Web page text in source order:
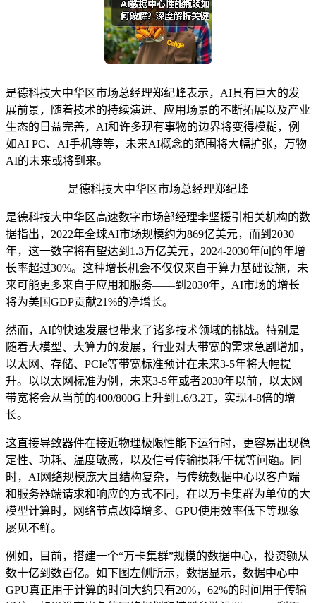
是德科技大中华区市场总经理郑纪峰表示，AI具有巨大的发
展前景，随着技术的持续演进、应用场景的不断拓展以及产业
生态的日益完善，AI和许多现有事物的边界将变得模糊，例
如AI PC、AI手机等等，未来AI概念的范围将大幅扩张，万物
AI的未来或将到来。
是德科技大中华区市场总经理郑纪峰
是德科技大中华区高速数字市场部经理李坚援引相关机构的数
据指出，2022年全球AI市场规模约为869亿美元，而到2030
年，这一数字将有望达到1.3万亿美元，2024-2030年间的年增
长率超过30%。这种增长机会不仅仅来自于算力基础设施，未
来可能更多来自于应用和服务——到2030年，AI市场的增长
将为美国GDP贡献21%的净增长。
然而，AI的快速发展也带来了诸多技术领域的挑战。特别是
随着大模型、大算力的发展，行业对大带宽的需求急剧增加，
以太网、存储、PCIe等带宽标准预计在未来3-5年将大幅提
升。以以太网标准为例，未来3-5年或者2030年以前，以太网
带宽将会从当前的400/800G上升到1.6/3.2T，实现4-8倍的增
长。
这直接导致器件在接近物理极限性能下运行时，更容易出现稳
定性、功耗、温度敏感，以及信号传输损耗/干扰等问题。同
时，AI网络规模庞大且结构复杂，与传统数据中心以客户端
和服务器端请求和响应的方式不同，在以万卡集群为单位的大
模型计算时，网络节点故障增多、GPU使用效率低下等现象
屡见不鲜。
例如，目前，搭建一个“万卡集群”规模的数据中心，投资额从
数十亿到数百亿。如下图左侧所示，数据显示，数据中心中
GPU真正用于计算的时间大约只有20%，62%的时间用于传输